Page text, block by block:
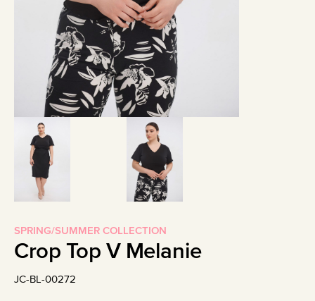
SPRING/SUMMER COLLECTION
Crop Top V Melanie
JC-BL-00272